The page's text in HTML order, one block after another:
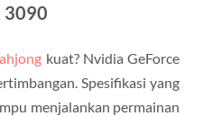
3090
kuat? Nvidia GeForce
Spesifikasi yang
menjalankan permainan